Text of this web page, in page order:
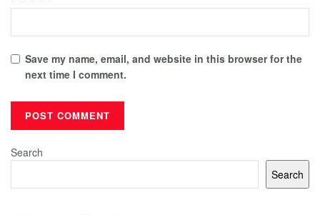
Save my name, email, and website in this browser for the
next time I comment.
Search
Search